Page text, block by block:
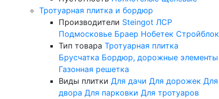
Тротуарная плитка и бордюр
Производители Steingot ЛСР
Подмосковье Браер Нобетек Стройблок
Тип товара Тротуарная плитка
Брусчатка Бордюр, дорожные элементы
Газонная решетка
Виды плитки Для дачи Для дорожек Для
двора Для парковки Для тротуаров